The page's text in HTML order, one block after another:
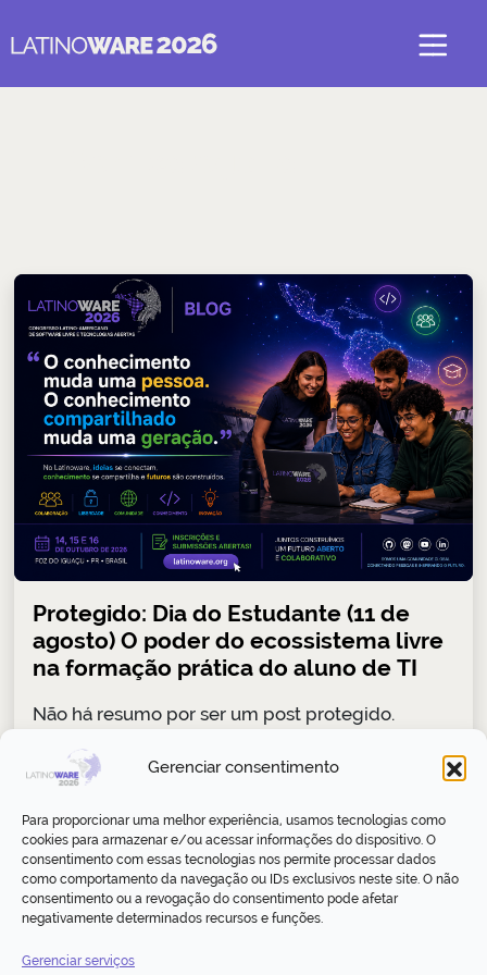
Gerenciar consentimento
Para proporcionar uma melhor experiência, usamos tecnologias como
cookies para armazenar e/ou acessar informações do dispositivo. O
consentimento com essas tecnologias nos permite processar dados
como comportamento da navegação ou IDs exclusivos neste site. O não
consentimento ou a revogação do consentimento pode afetar
negativamente determinados recursos e funções.
Gerenciar serviços
Protegido: Dia do Estudante (11 de
agosto) O poder do ecossistema livre
na formação prática do aluno de TI
Não há resumo por ser um post protegido.
02/08/2026
Olá, mundo!
Boas-vindas ao WordPress. Esse é o seu primeiro
post. Edite-o ou exclua-o, e então comece…